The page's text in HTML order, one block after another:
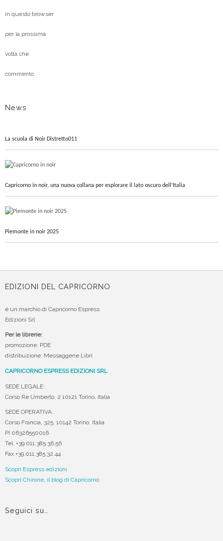
in questo browser
per la prossima
volta che
commento.
News
La scuola di Noir Distretto011
Capricorno in noir, una nuova collana per esplorare il lato oscuro dell’Italia
Piemonte in noir 2025
EDIZIONI DEL CAPRICORNO
è un marchio di Capricorno Espress
Edizioni Srl
Per le librerie:
promozione: PDE
distribuzione: Messaggerie Libri
CAPRICORNO ESPRESS EDIZIONI SRL
SEDE LEGALE:
Corso Re Umberto, 2 10121 Torino, Italia
SEDE OPERATIVA:
Corso Francia, 325, 10142 Torino, Italia
PI 06326550016
Tel. +39.011.385.36.56
Fax +39.011.385.32.44
Scopri Espress edizioni
Scopri Chirone, il blog di Capricorno
Seguici su…